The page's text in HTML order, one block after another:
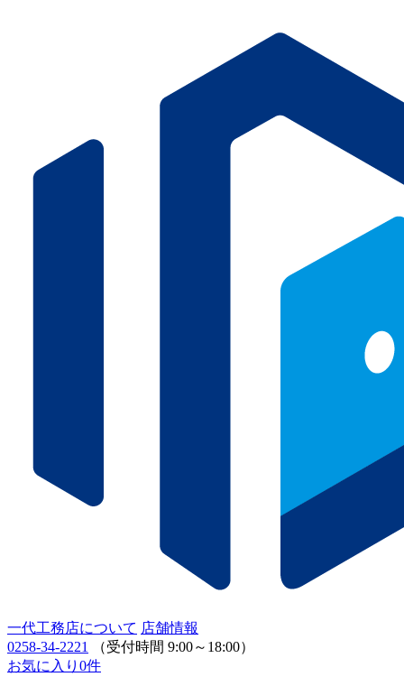
一代工務店について 店舗情報
0258-34-2221
（受付時間 9:00～18:00）
お気に入り 0件